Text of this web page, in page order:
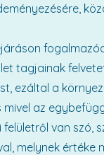
tagjainak
ezáltal a
az
van szó,
melynek értéke